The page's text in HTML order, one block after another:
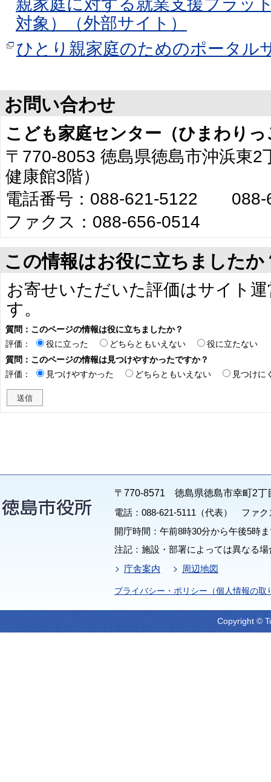
親家庭に対する就業支援プラッ
対象）（外部サイト）
ひとり親家庭のためのポータル
お問い合わせ
こども家庭センター（ひまわりっ
〒770-8053 徳島県徳島市沖浜東
健康館3階）
電話番号：088-621-5122 088-
ファクス：088-656-0514
この情報はお役に立ちましたか
お寄せいただいた評価はサイト
す。
質問：このページの情報は役に立ちましたか？
評価：
役に立った どちらともいえない
役に立たない
質問：このページの情報は見つけやすかったですか？
評価：
見つけやすかった どちらともいえない 見つけに
〒770-8571 徳島県徳島市幸町2丁
電話：088-621-5111（代表） ファク
開庁時間：午前8時30分から午後5時
注記：施設・部署によっては異なる
庁舎案内
周辺地図
プライバシー・ポリシー（個人情報の取
Copyright ©